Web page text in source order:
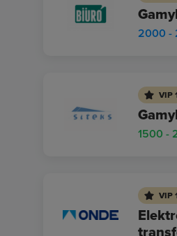
2000 -
VIP
1500 -
VIP